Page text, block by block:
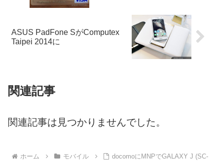
ASUS PadFone SがComputex
Taipei 2014に
関連記事
関連記事は見つかりませんでした。
ホーム モバイル
docomoにMNPでGALAXY J (SC-